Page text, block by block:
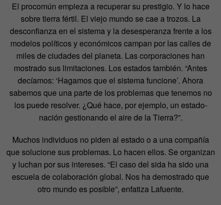
El procomún empieza a recuperar su prestigio. Y lo hace
sobre tierra fértil. El viejo mundo se cae a trozos. La
desconfianza en el sistema y la desesperanza frente a los
modelos políticos y económicos campan por las calles de
miles de ciudades del planeta. Las corporaciones han
mostrado sus limitaciones. Los estados también. “Antes
decíamos: ‘Hagamos que el sistema funcione’. Ahora
sabemos que una parte de los problemas que tenemos no
los puede resolver. ¿Qué hace, por ejemplo, un estado-
nación gestionando el aire de la Tierra?”.
Muchos individuos no piden al estado o a una compañía
que solucione sus problemas. Lo hacen ellos. Se organizan
y luchan por sus intereses. “El caso del sida ha sido una
escuela de colaboración global. Nos ha demostrado que
otro mundo es posible”, enfatiza Lafuente.